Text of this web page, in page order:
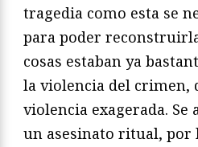
tragedia como esta se
para poder
cosas estaban ya
la violencia del crimen,
violencia exagerada. Se
un asesinato ritual, por